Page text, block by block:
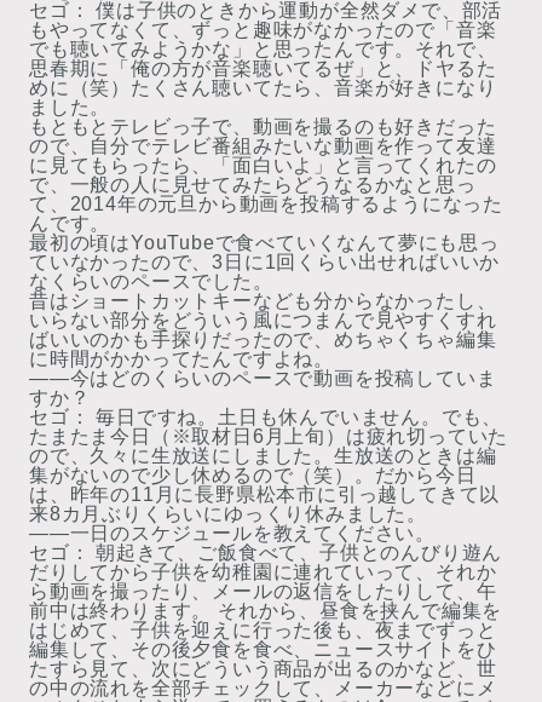
セゴ：
僕は子供のときから運動が全然ダメで、部活
もやってなくて、ずっと趣味がなかったので「音楽
でも聴いてみようかな」と思ったんです。それで、
思春期に「俺の方が音楽聴いてるぜ」と、ドヤるた
めに（笑）たくさん聴いてたら、音楽が好きになり
ました。
もともとテレビっ子で、動画を撮るのも好きだった
ので、自分でテレビ番組みたいな動画を作って友達
に見てもらったら、「面白いよ」と言ってくれたの
で、一般の人に見せてみたらどうなるかなと思っ
て、2014年の元旦から動画を投稿するようになった
んです。
最初の頃はYouTubeで食べていくなんて夢にも思っ
ていなかったので、3日に1回くらい出せればいいか
なくらいのペースでした。
昔はショートカットキーなども分からなかったし、
いらない部分をどういう風につまんで見やすくすれ
ばいいのかも手探りだったので、めちゃくちゃ編集
に時間がかかってたんですよね。
――今はどのくらいのペースで動画を投稿していま
すか？
セゴ：
毎日ですね。土日も休んでいません。でも、
たまたま今日（※取材日6月上旬）は疲れ切っていた
ので、久々に生放送にしました。生放送のときは編
集がないので少し休めるので（笑）。だから今日
は、昨年の11月に長野県松本市に引っ越してきて以
来8カ月ぶりくらいにゆっくり休みました。
――一日のスケジュールを教えてください。
セゴ：
朝起きて、ご飯食べて、子供とのんびり遊ん
だりしてから子供を幼稚園に連れていって、それか
ら動画を撮ったり、メールの返信をしたりして、午
前中は終わります。 それから、昼食を挟んで編集を
はじめて、子供を迎えに行った後も、夜までずっと
編集して、その後夕食を食べ、ニュースサイトをひ
たすら見て、次にどういう商品が出るのかなど、世
の中の流れを全部チェックして、メーカーなどにメ